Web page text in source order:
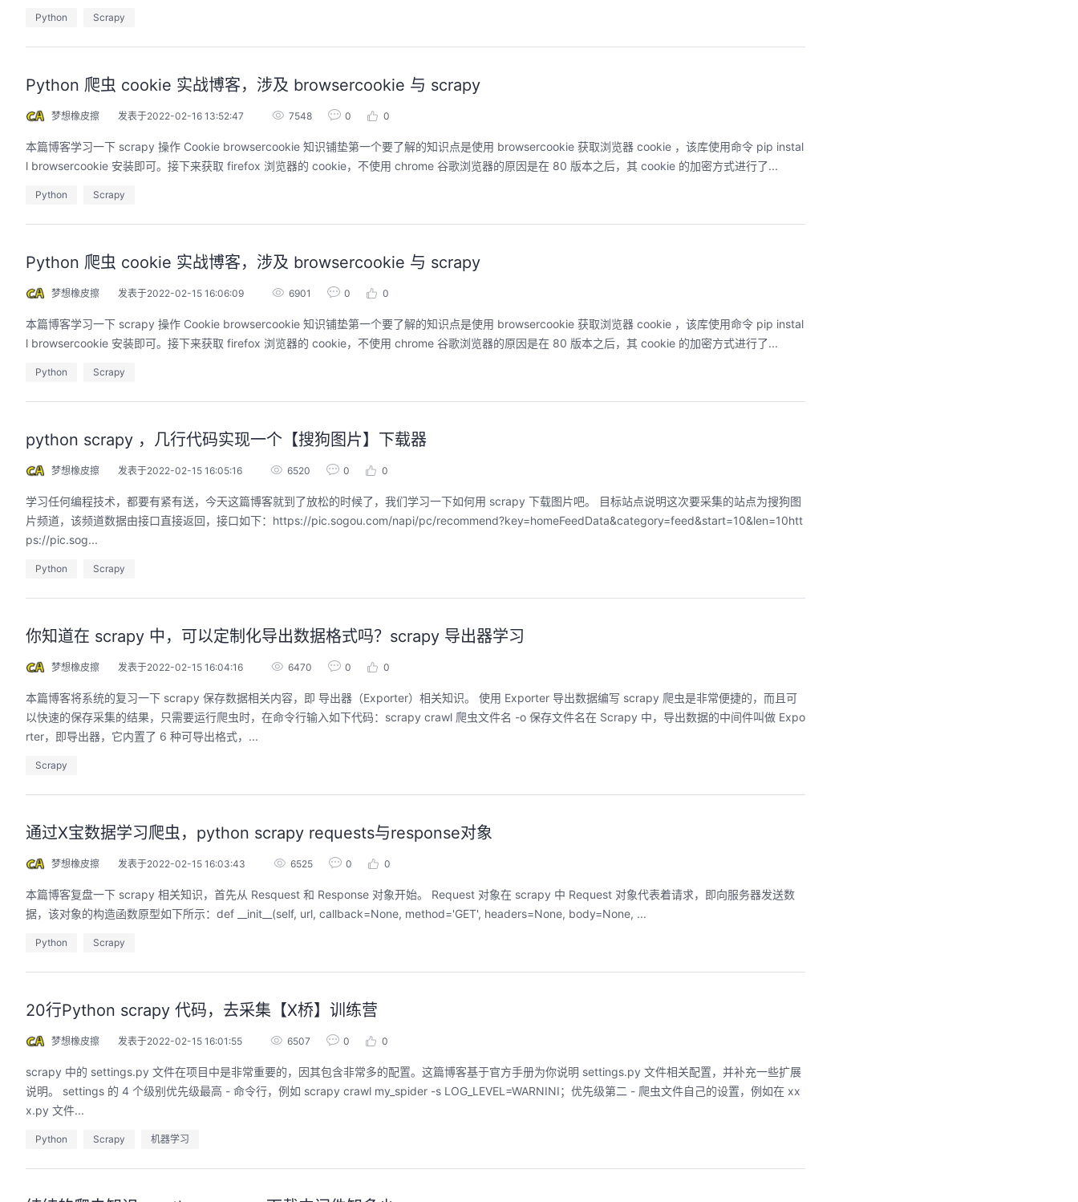
Python Scrapy
Python 爬虫 cookie 实战博客，涉及 browsercookie 与 scrapy
梦想橡皮擦 发表于2022-02-16 13:52:47 7548 0 0
本篇博客学习一下 scrapy 操作 Cookie browsercookie 知识铺垫第一个要了解的知识点是使用 browsercookie 获取浏览器 cookie ，该库使用命令 pip instal
l browsercookie 安装即可。接下来获取 firefox 浏览器的 cookie，不使用 chrome 谷歌浏览器的原因是在 80 版本之后，其 cookie 的加密方式进行了...
Python Scrapy
Python 爬虫 cookie 实战博客，涉及 browsercookie 与 scrapy
梦想橡皮擦 发表于2022-02-15 16:06:09 6901 0 0
本篇博客学习一下 scrapy 操作 Cookie browsercookie 知识铺垫第一个要了解的知识点是使用 browsercookie 获取浏览器 cookie ，该库使用命令 pip instal
l browsercookie 安装即可。接下来获取 firefox 浏览器的 cookie，不使用 chrome 谷歌浏览器的原因是在 80 版本之后，其 cookie 的加密方式进行了...
Python Scrapy
python scrapy ，几行代码实现一个【搜狗图片】下载器
梦想橡皮擦 发表于2022-02-15 16:05:16 6520 0 0
学习任何编程技术，都要有紧有送，今天这篇博客就到了放松的时候了，我们学习一下如何用 scrapy 下载图片吧。 目标站点说明这次要采集的站点为搜狗图
片频道，该频道数据由接口直接返回，接口如下：https://pic.sogou.com/napi/pc/recommend?key=homeFeedData&category=feed&start=10&len=10htt
ps://pic.sog...
Python Scrapy
你知道在 scrapy 中，可以定制化导出数据格式吗？scrapy 导出器学习
梦想橡皮擦 发表于2022-02-15 16:04:16 6470 0 0
本篇博客将系统的复习一下 scrapy 保存数据相关内容，即 导出器（Exporter）相关知识。 使用 Exporter 导出数据编写 scrapy 爬虫是非常便捷的，而且可
以快速的保存采集的结果，只需要运行爬虫时，在命令行输入如下代码：scrapy crawl 爬虫文件名 -o 保存文件名在 Scrapy 中，导出数据的中间件叫做 Expo
rter，即导出器，它内置了 6 种可导出格式，...
Scrapy
通过X宝数据学习爬虫，python scrapy requests与response对象
梦想橡皮擦 发表于2022-02-15 16:03:43 6525 0 0
本篇博客复盘一下 scrapy 相关知识，首先从 Resquest 和 Response 对象开始。 Request 对象在 scrapy 中 Request 对象代表着请求，即向服务器发送数
据，该对象的构造函数原型如下所示：def __init__(self, url, callback=None, method='GET', headers=None, body=None, ...
Python Scrapy
20行Python scrapy 代码，去采集【X桥】训练营
梦想橡皮擦 发表于2022-02-15 16:01:55 6507 0 0
scrapy 中的 settings.py 文件在项目中是非常重要的，因其包含非常多的配置。这篇博客基于官方手册为你说明 settings.py 文件相关配置，并补充一些扩展
说明。 settings 的 4 个级别优先级最高 - 命令行，例如 scrapy crawl my_spider -s LOG_LEVEL=WARNINI；优先级第二 - 爬虫文件自己的设置，例如在 xx
x.py 文件...
Python Scrapy 机器学习